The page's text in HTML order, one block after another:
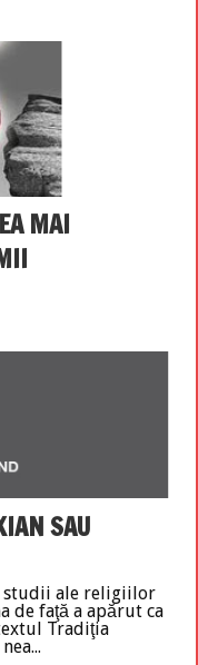
MAI
SAU
studii ale religiilor
de faţă a apărut ca
Tradiţia